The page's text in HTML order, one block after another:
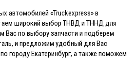
автомобилей «Truckexpress» в
широкий выбор ТНВД и ТННД для
Вас по выбору запчасти и подберем
и предложим удобный для Вас
городу Екатеринбург, а также поможем